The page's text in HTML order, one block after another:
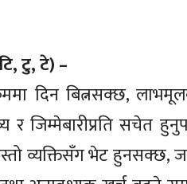
टु, टे) –
दिन बित्नसक्छ,
सचेत
व्यक्तिसँग भेट हुनसक्छ,